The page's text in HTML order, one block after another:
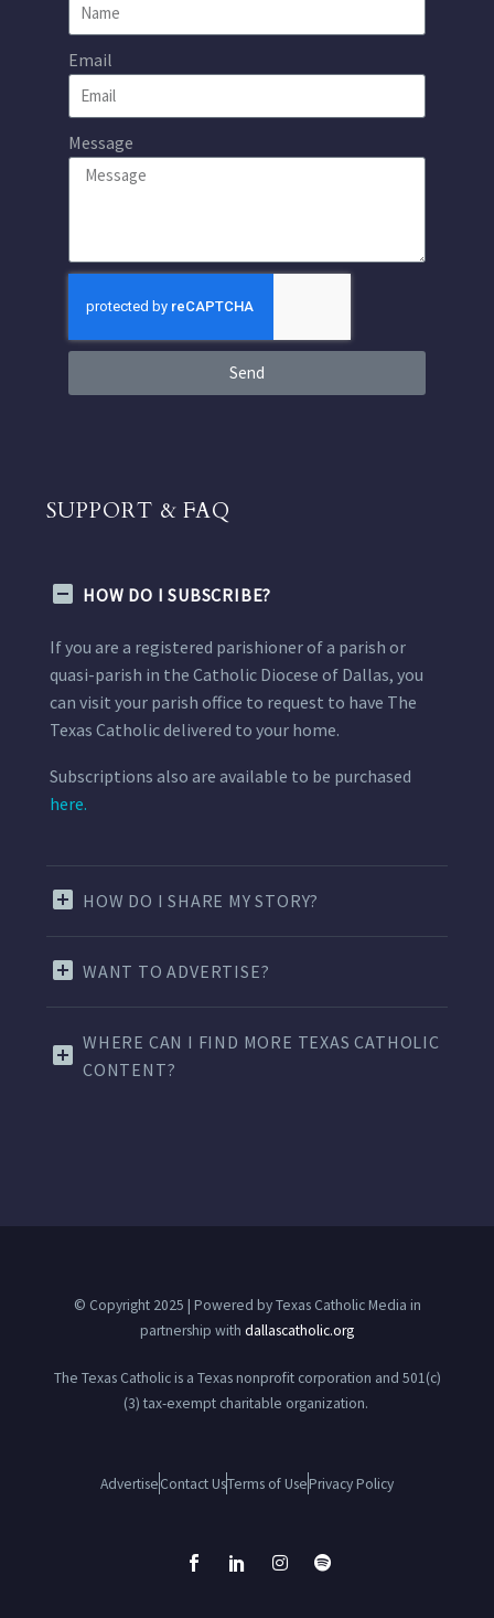
Email
Message
Send
SUPPORT & FAQ
HOW DO I SUBSCRIBE?
If you are a registered parishioner of a parish or
quasi-parish in the Catholic Diocese of Dallas, you
can visit your parish office to request to have The
Texas Catholic delivered to your home.
Subscriptions also are available to be purchased
here.
HOW DO I SHARE MY STORY?
WANT TO ADVERTISE?
WHERE CAN I FIND MORE TEXAS CATHOLIC
CONTENT?
© Copyright 2025 | Powered by Texas Catholic Media in
partnership with dallascatholic.org
The Texas Catholic is a Texas nonprofit corporation and 501(c)
(3) tax-exempt charitable organization.
AdvertiseContact UsTerms of UsePrivacy Policy